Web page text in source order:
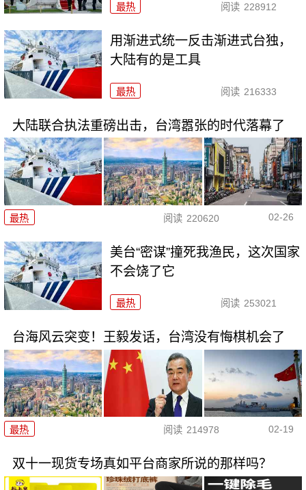
最热 阅读 228912
用渐进式统一反击渐进式台独，
大陆有的是工具
最热 阅读 216333
大陆联合执法重磅出击，台湾嚣张的时代落幕了
最热 阅读 220620 02-26
美台“密谋”撞死我渔民，这次国家
不会饶了它
最热 阅读 253021
台海风云突变！王毅发话，台湾没有悔棋机会了
最热 阅读 214978 02-19
双十一现货专场真如平台商家所说的那样吗？